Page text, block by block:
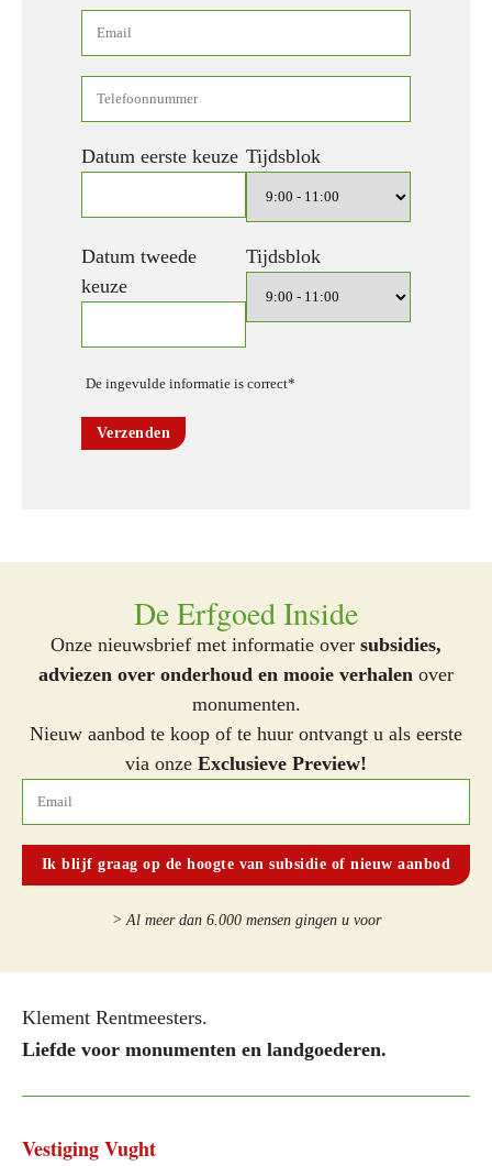
Datum eerste keuze Tijdsblok
Datum tweede
keuze
Tijdsblok
De ingevulde informatie is correct*
De Erfgoed Inside
Onze nieuwsbrief met informatie over subsidies,
adviezen over onderhoud en mooie verhalen over
monumenten.
Nieuw aanbod te koop of te huur ontvangt u als eerste
via onze Exclusieve Preview!
> Al meer dan 6.000 mensen gingen u voor
Klement Rentmeesters.
Liefde voor monumenten en landgoederen.
Vestiging Vught